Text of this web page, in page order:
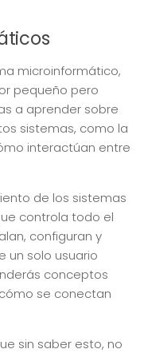
microinformático,
pequeño pero
a aprender sobre
sistemas, como la
interactúan entre
de los sistemas
controla todo el
configuran y
un solo usuario
conceptos
se conectan
sin saber esto, no